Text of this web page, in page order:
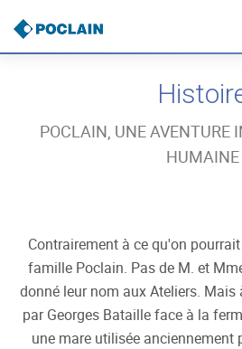
contenu
principal
POCLAIN, UNE AVENTURE
HUMAINE
Contrairement à ce qu'on
famille Poclain. Pas de M. et
donné leur nom aux Ateliers.
par Georges Bataille face à la
une mare utilisée anciennement